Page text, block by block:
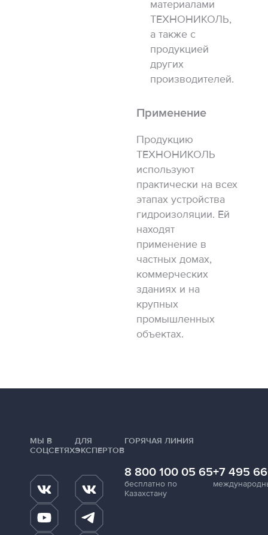
материалами
ТЕХНОНИКОЛЬ,
а также с
продукцией
других
производителей.
Применение
Продукцию
ТЕХНОНИКОЛЬ
используют
практически на всех
этапах устройства
гидроизоляции. Ей
находят
применение в
частных домах,
коммерческих
зданиях и на
крупных
промышленных
объектах.
МЫ В
СОЦСЕТЯХ
ДЛЯ
ЭКСПЕРТОВ
ГОРЯЧАЯ ЛИНИЯ
8 800 100 05 65
бесплатно по
Казахстану
+7 495